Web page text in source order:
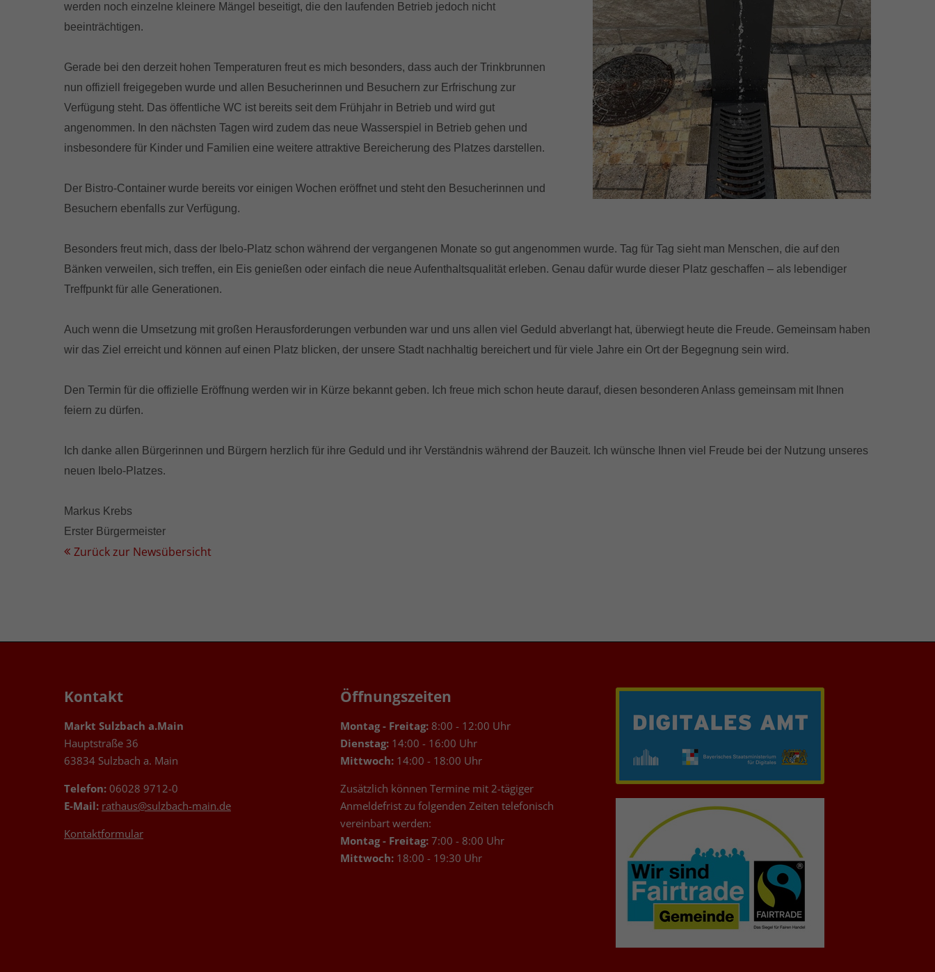
werden noch einzelne kleinere Mängel beseitigt, die den laufenden Betrieb jedoch nicht
beeinträchtigen.
Gerade bei den derzeit hohen Temperaturen freut es mich besonders, dass auch der Trinkbrunnen
nun offiziell freigegeben wurde und allen Besucherinnen und Besuchern zur Erfrischung zur
Verfügung steht. Das öffentliche WC ist bereits seit dem Frühjahr in Betrieb und wird gut
angenommen. In den nächsten Tagen wird zudem das neue Wasserspiel in Betrieb gehen und
insbesondere für Kinder und Familien eine weitere attraktive Bereicherung des Platzes darstellen.
Der Bistro-Container wurde bereits vor einigen Wochen eröffnet und steht den Besucherinnen und
Besuchern ebenfalls zur Verfügung.
Besonders freut mich, dass der Ibelo-Platz schon während der vergangenen Monate so gut angenommen wurde. Tag für Tag sieht man Menschen, die auf den
Bänken verweilen, sich treffen, ein Eis genießen oder einfach die neue Aufenthaltsqualität erleben. Genau dafür wurde dieser Platz geschaffen – als lebendiger
Treffpunkt für alle Generationen.
Auch wenn die Umsetzung mit großen Herausforderungen verbunden war und uns allen viel Geduld abverlangt hat, überwiegt heute die Freude. Gemeinsam haben
wir das Ziel erreicht und können auf einen Platz blicken, der unsere Stadt nachhaltig bereichert und für viele Jahre ein Ort der Begegnung sein wird.
Den Termin für die offizielle Eröffnung werden wir in Kürze bekannt geben. Ich freue mich schon heute darauf, diesen besonderen Anlass gemeinsam mit Ihnen
feiern zu dürfen.
Ich danke allen Bürgerinnen und Bürgern herzlich für ihre Geduld und ihr Verständnis während der Bauzeit. Ich wünsche Ihnen viel Freude bei der Nutzung unseres
neuen Ibelo-Platzes.
Markus Krebs
Erster Bürgermeister
Zurück zur Newsübersicht
Kontakt
Markt Sulzbach a.Main
Hauptstraße 36
63834 Sulzbach a. Main
Telefon: 06028 9712-0
E-Mail: rathaus@sulzbach-main.de
Kontaktformular
Öffnungszeiten
Montag - Freitag: 8:00 - 12:00 Uhr
Dienstag: 14:00 - 16:00 Uhr
Mittwoch: 14:00 - 18:00 Uhr
Zusätzlich können Termine mit 2-tägiger
Anmeldefrist zu folgenden Zeiten telefonisch
vereinbart werden:
Montag - Freitag:7:00 - 8:00 Uhr
Mittwoch:18:00 - 19:30 Uhr